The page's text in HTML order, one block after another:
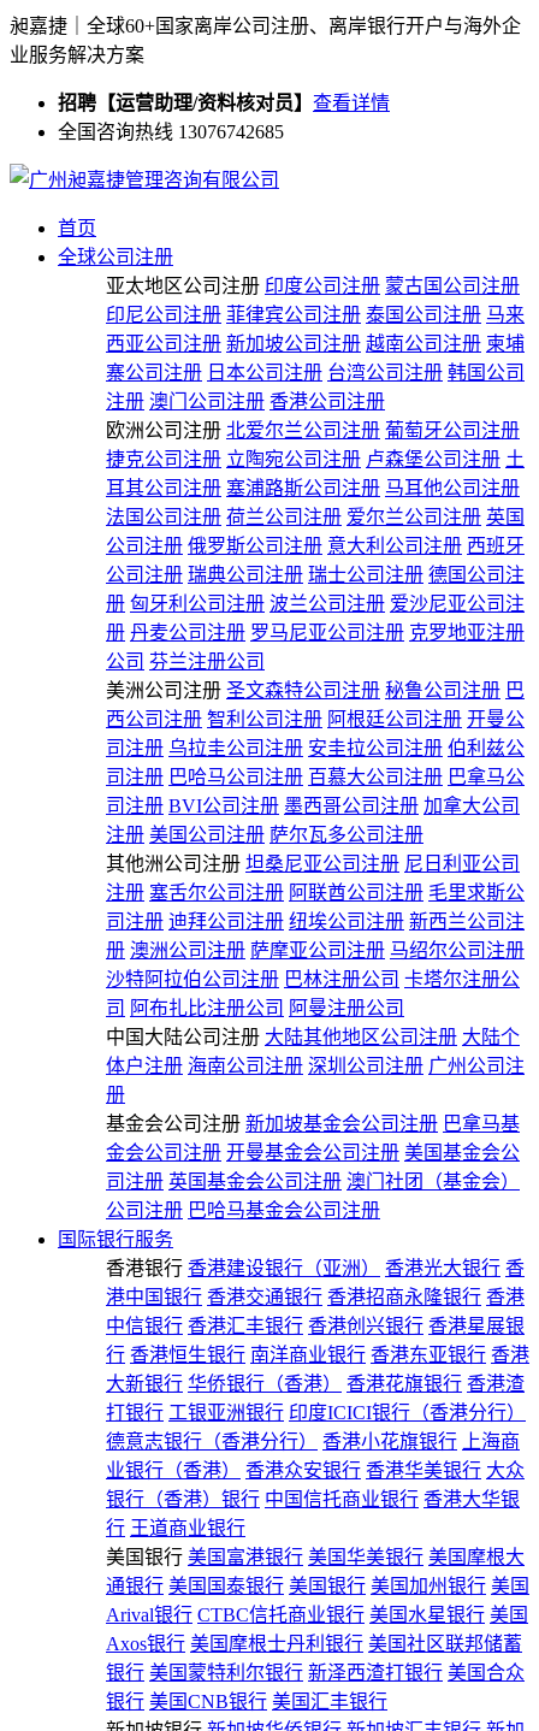
昶嘉捷｜全球60+国家离岸公司注册、离岸银行开户与海外企
业服务解决方案
招聘【运营助理/资料核对员】 查看详情
全国咨询热线 13076742685
首页
全球公司注册
亚太地区公司注册 印度公司注册 蒙古国公司注册
印尼公司注册 菲律宾公司注册 泰国公司注册 马来
西亚公司注册 新加坡公司注册 越南公司注册 柬埔
寨公司注册 日本公司注册 台湾公司注册 韩国公司
注册 澳门公司注册 香港公司注册
欧洲公司注册 北爱尔兰公司注册 葡萄牙公司注册
捷克公司注册 立陶宛公司注册 卢森堡公司注册 土
耳其公司注册 塞浦路斯公司注册 马耳他公司注册
法国公司注册 荷兰公司注册 爱尔兰公司注册 英国
公司注册 俄罗斯公司注册 意大利公司注册 西班牙
公司注册 瑞典公司注册 瑞士公司注册 德国公司注
册 匈牙利公司注册 波兰公司注册 爱沙尼亚公司注
册 丹麦公司注册 罗马尼亚公司注册 克罗地亚注册
公司 芬兰注册公司
美洲公司注册 圣文森特公司注册 秘鲁公司注册 巴
西公司注册 智利公司注册 阿根廷公司注册 开曼公
司注册 乌拉圭公司注册 安圭拉公司注册 伯利兹公
司注册 巴哈马公司注册 百慕大公司注册 巴拿马公
司注册 BVI公司注册 墨西哥公司注册 加拿大公司
注册 美国公司注册 萨尔瓦多公司注册
其他洲公司注册 坦桑尼亚公司注册 尼日利亚公司
注册 塞舌尔公司注册 阿联酋公司注册 毛里求斯公
司注册 迪拜公司注册 纽埃公司注册 新西兰公司注
册 澳洲公司注册 萨摩亚公司注册 马绍尔公司注册
沙特阿拉伯公司注册 巴林注册公司 卡塔尔注册公
司 阿布扎比注册公司 阿曼注册公司
中国大陆公司注册 大陆其他地区公司注册 大陆个
体户注册 海南公司注册 深圳公司注册 广州公司注
册
基金会公司注册 新加坡基金会公司注册 巴拿马基
金会公司注册 开曼基金会公司注册 美国基金会公
司注册 英国基金会公司注册 澳门社团（基金会）
公司注册 巴哈马基金会公司注册
国际银行服务
香港银行 香港建设银行（亚洲） 香港光大银行 香
港中国银行 香港交通银行 香港招商永隆银行 香港
中信银行 香港汇丰银行 香港创兴银行 香港星展银
行 香港恒生银行 南洋商业银行 香港东亚银行 香港
大新银行 华侨银行（香港） 香港花旗银行 香港渣
打银行 工银亚洲银行 印度ICICI银行（香港分行）
德意志银行（香港分行）
香港小花旗银行
上海商
业银行（香港）
香港众安银行 香港华美银行 大众
银行（香港）银行 中国信托商业银行 香港大华银
行 王道商业银行
美国银行 美国富港银行 美国华美银行 美国摩根大
通银行 美国国泰银行 美国银行 美国加州银行 美国
Arival银行 CTBC信托商业银行 美国水星银行 美国
Axos银行 美国摩根士丹利银行 美国社区联邦储蓄
银行 美国蒙特利尔银行 新泽西渣打银行 美国合众
银行 美国CNB银行 美国汇丰银行